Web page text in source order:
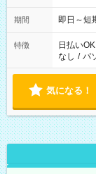
期間 即日～
特徴 日払いOK
なし / パ
気になる！